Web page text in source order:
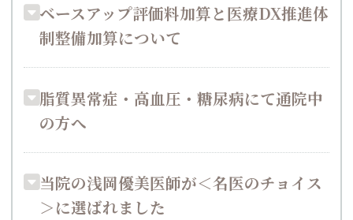
ベースアップ評価料加算と医療DX推進体
制整備加算について
脂質異常症・高血圧・糖尿病にて通院中
の方へ
当院の浅岡優美医師が＜名医のチョイス
＞に選ばれました